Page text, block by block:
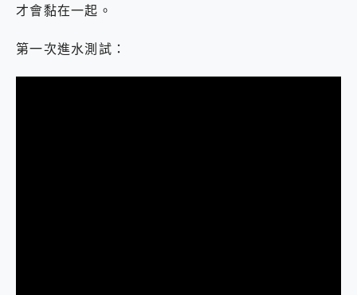
才會黏在一起。
第一次進水測試：